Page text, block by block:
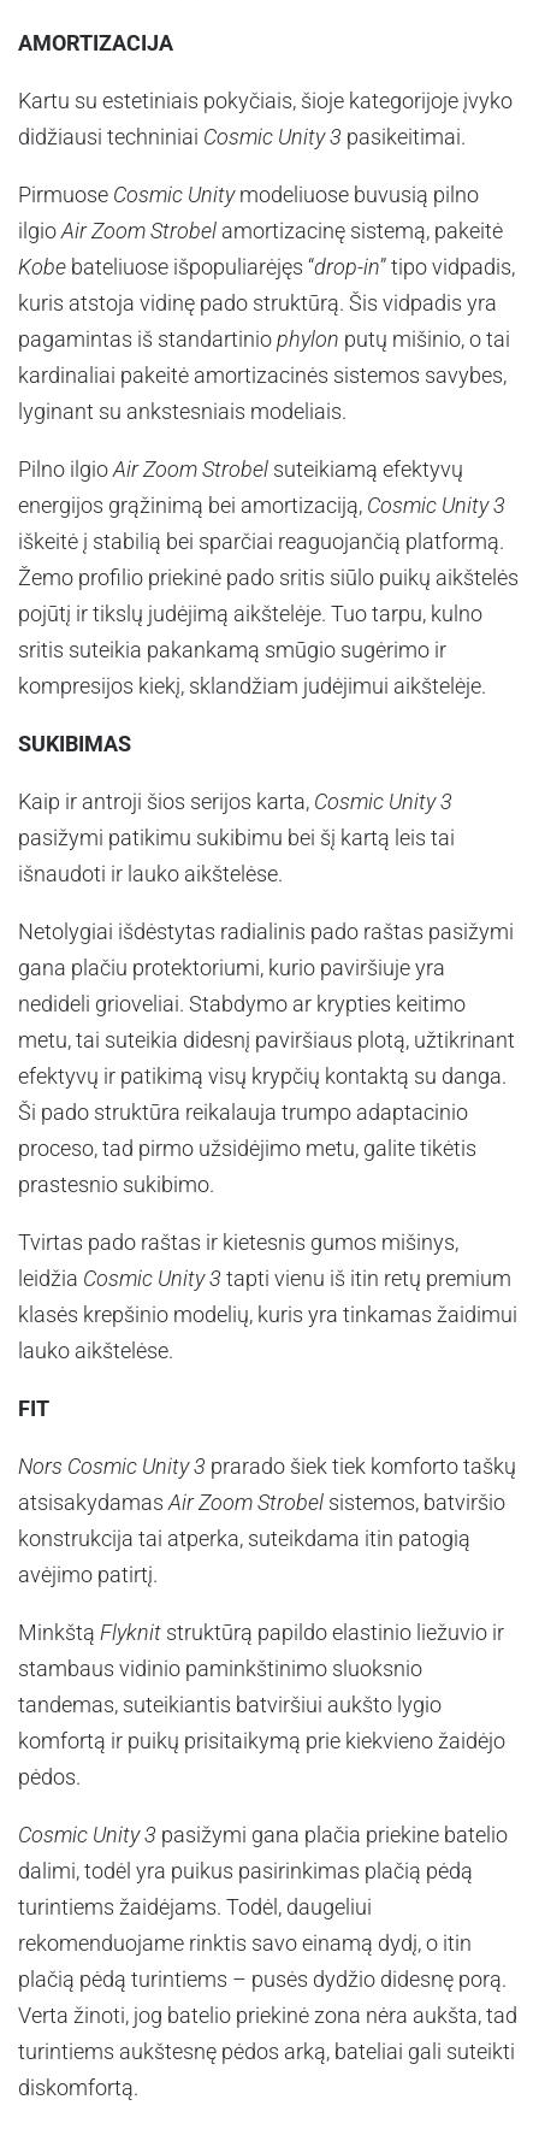
AMORTIZACIJA
Kartu su estetiniais pokyčiais, šioje kategorijoje įvyko
didžiausi techniniai Cosmic Unity 3 pasikeitimai.
Pirmuose Cosmic Unitymodeliuose buvusią pilno
ilgioAir Zoom Strobel amortizacinę sistemą, pakeitė
Kobe bateliuose išpopuliarėjęs “drop-in” tipo vidpadis,
kuris atstoja vidinę pado struktūrą. Šis vidpadis yra
pagamintas iš standartiniophylon putų mišinio, o tai
kardinaliai pakeitė amortizacinės sistemos savybes,
lyginant su ankstesniais modeliais.
Pilno ilgioAir Zoom Strobel suteikiamą efektyvų
energijos grąžinimą bei amortizaciją, Cosmic Unity 3
iškeitė į stabilią bei sparčiai reaguojančią platformą.
Žemo profilio priekinė pado sritis siūlo puikų aikštelės
pojūtį ir tikslų judėjimą aikštelėje. Tuo tarpu, kulno
sritis suteikia pakankamą smūgio sugėrimo ir
kompresijos kiekį, sklandžiam judėjimui aikštelėje.
SUKIBIMAS
Kaip ir antroji šios serijos karta, Cosmic Unity 3
pasižymi patikimu sukibimu bei šį kartą leis tai
išnaudoti ir lauko aikštelėse.
Netolygiai išdėstytas radialinis pado raštas pasižymi
gana plačiu protektoriumi, kurio paviršiuje yra
nedideli grioveliai. Stabdymo ar krypties keitimo
metu, tai suteikia didesnį paviršiaus plotą, užtikrinant
efektyvų ir patikimą visų krypčių kontaktą su danga.
Ši pado struktūra reikalauja trumpo adaptacinio
proceso, tad pirmo užsidėjimo metu, galite tikėtis
prastesnio sukibimo.
Tvirtas pado raštas ir kietesnis gumos mišinys,
leidžia Cosmic Unity 3 tapti vienu iš itin retų premium
klasės krepšinio modelių, kuris yra tinkamas žaidimui
lauko aikštelėse.
FIT
Nors Cosmic Unity 3 prarado šiek tiek komforto taškų
atsisakydamasAir Zoom Strobel sistemos, batviršio
konstrukcija tai atperka, suteikdama itin patogią
avėjimo patirtį.
Minkštą Flyknit struktūrą papildo elastinio liežuvio ir
stambaus vidinio paminkštinimo sluoksnio
tandemas, suteikiantis batviršiui aukšto lygio
komfortą ir puikų prisitaikymą prie kiekvieno žaidėjo
pėdos.
Cosmic Unity 3 pasižymi gana plačia priekine batelio
dalimi, todėl yra puikus pasirinkimas plačią pėdą
turintiems žaidėjams. Todėl, daugeliui
rekomenduojame rinktis savo einamą dydį, o itin
plačią pėdą turintiems – pusės dydžio didesnę porą.
Verta žinoti, jog batelio priekinė zona nėra aukšta, tad
turintiems aukštesnę pėdos arką, bateliai gali suteikti
diskomfortą.